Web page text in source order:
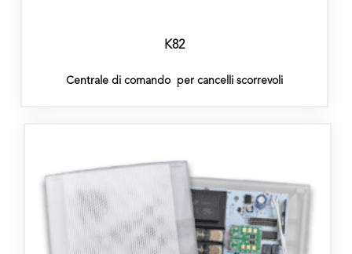
K82
Centrale di comando per cancelli scorrevoli